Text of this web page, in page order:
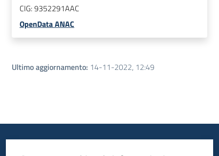
CIG:9352291AAC
OpenData ANAC
Ultimo aggiornamento: 14-11-2022, 12:49